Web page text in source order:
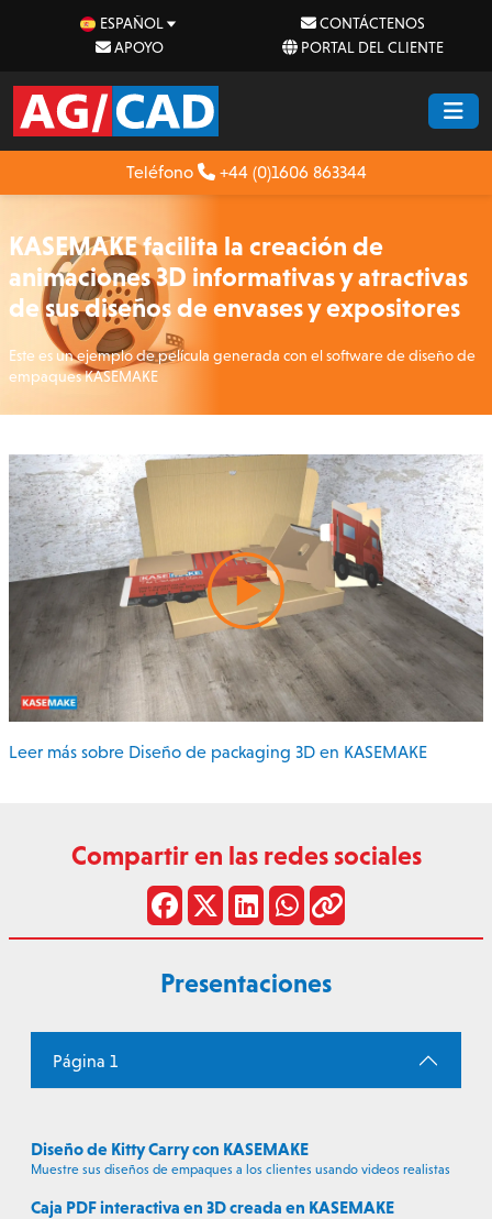
ESPAÑOL
CONTÁCTENOS
APOYO
PORTAL DEL CLIENTE
Teléfono +44 (0)1606 863344
KASEMAKE facilita la creación de
animaciones 3D informativas y atractivas
de sus diseños de envases y expositores
Este es un ejemplo de película generada con el software de diseño de
empaques KASEMAKE
Leer más sobre Diseño de packaging 3D en KASEMAKE
Compartir en las redes sociales
Presentaciones
Página 1
Diseño de Kitty Carry con KASEMAKE
Muestre sus diseños de empaques a los clientes usando videos realistas
Caja PDF interactiva en 3D creada en KASEMAKE